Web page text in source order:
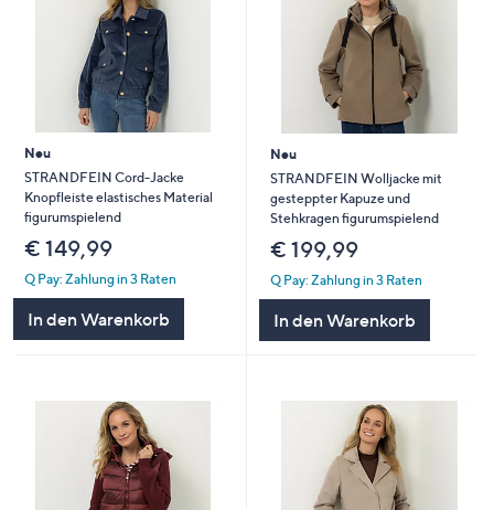
Neu
STRANDFEIN Cord-Jacke
Knopfleiste elastisches Material
figurumspielend
€ 149,99
Q Pay: Zahlung in 3 Raten
In den Warenkorb
Neu
STRANDFEIN Wolljacke mit
gesteppter Kapuze und
Stehkragen figurumspielend
€ 199,99
Q Pay: Zahlung in 3 Raten
In den Warenkorb